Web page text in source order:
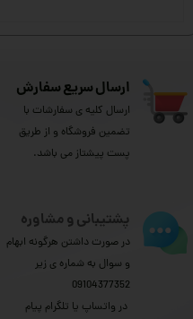
ارسال سریع سفارش
ارسال کلیه ی سفارشات با
تضمین فروشگاه و از طریق
پست پیشتاز می باشد.
پشتیبانی و مشاوره
در صورت داشتن هرگونه ابهام
و سوال به شماره ی زیر
09104377352
​​​​​​​ در واتساپ یا تلگرام پیام